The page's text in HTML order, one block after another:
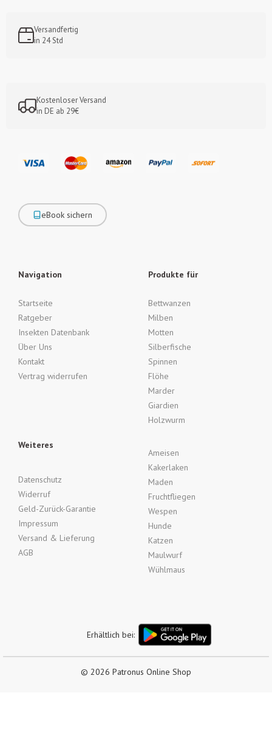
Versandfertig
in 24 Std
Kostenloser Versand
in DE ab 29€
eBook sichern
Navigation
Startseite
Ratgeber
Insekten Datenbank
Über Uns
Kontakt
Vertrag widerrufen
Produkte für
Bettwanzen
Milben
Motten
Silberfische
Spinnen
Flöhe
Marder
Giardien
Holzwurm
Weiteres
Datenschutz
Widerruf
Geld-Zurück-Garantie
Impressum
Versand & Lieferung
AGB
Ameisen
Kakerlaken
Maden
Fruchtfliegen
Wespen
Hunde
Katzen
Maulwurf
Wühlmaus
© 2026 Patronus Online Shop
Erhältlich bei: